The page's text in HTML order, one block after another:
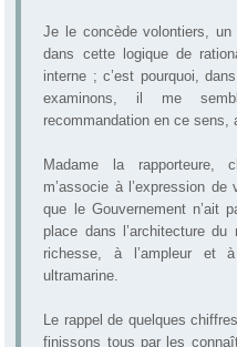
Je le concède volontiers,
dans cette logique de
interne ; c’est pourquoi,
examinons, il me
recommandation en ce sens,
Madame la rapporteure,
m’associe à l’expression
que le Gouvernement n’ait
place dans l’architecture
richesse, à l’ampleur et
ultramarine.
Le rappel de quelques
finissons tous par les